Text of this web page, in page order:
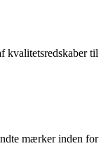
mærker inden